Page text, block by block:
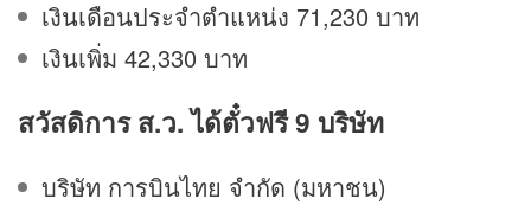
เงินเดือนประจำตำแหน่ง 71,230 บาท
เงินเพิ่ม 42,330 บาท
สวัสดิการ ส.ว. ได้ตั๋วฟรี9 บริษัท
บริษัท การบินไทย จำกัด (มหาชน)